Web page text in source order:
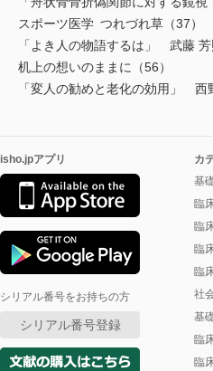
スポーツ医学 つれづれ草（37）
「よき人の物語するは」 武藤
机上の想いのままに（56）
「変人の勧めと老化の効用」 西
isho.jpアプリ
シリアル番号をお持ちの方
シリアル番号登録
カ
基
臨
臨
臨
臨
社
基
臨
臨